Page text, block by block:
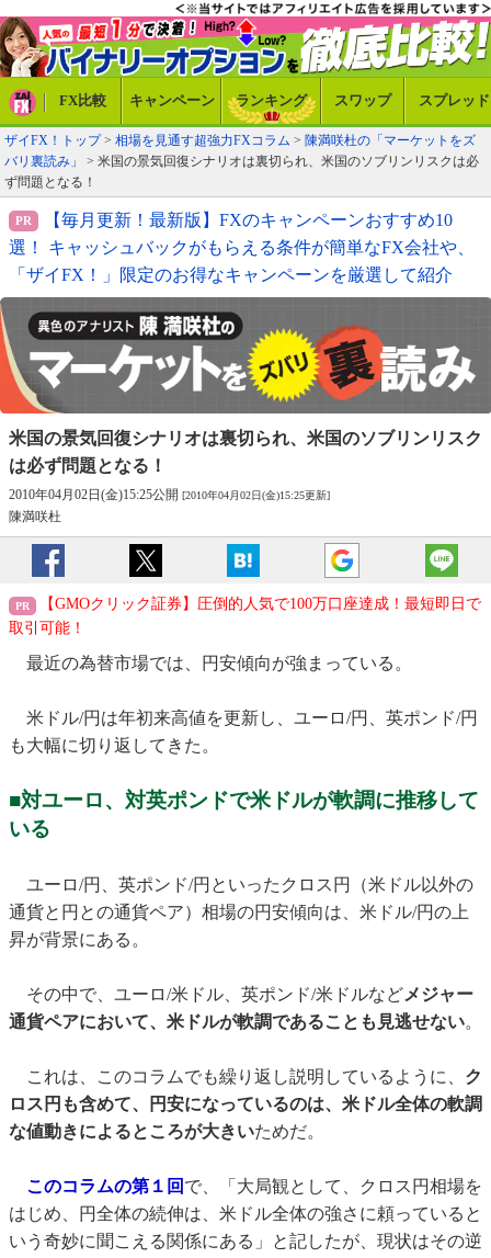
FX比較 キャンペーン ランキング スワップ スプレッド
ザイFX！トップ> 相場を見通す超強力FXコラム > 陳満咲杜の「マーケットをズ
バリ裏読み」
> 米国の景気回復シナリオは裏切られ、米国のソブリンリスクは必
ず問題となる！
【毎月更新！最新版】FXのキャンペーンおすすめ10
選！ キャッシュバックがもらえる条件が簡単なFX会社や、
「ザイFX！」限定のお得なキャンペーンを厳選して紹介
米国の景気回復シナリオは裏切られ、 米国のソブリンリスク
は必ず問題となる！
2010年04月02日(金)15:25公開 [2010年04月02日(金)15:25更新]
陳満咲杜
【GMOクリック証券】圧倒的人気で100万口座達成！最短即日で
取引可能！
最近の為替市場では、円安傾向が強まっている。
米ドル/円は年初来高値を更新し、ユーロ/円、英ポンド/円
も大幅に切り返してきた。
■対ユーロ、対英ポンドで米ドルが軟調に推移して
いる
ユーロ/円、英ポンド/円といったクロス円（米ドル以外の
通貨と円との通貨ペア）相場の円安傾向は、米ドル/円の上
昇が背景にある。
その中で、ユーロ/米ドル、英ポンド/米ドルなどメジャー
通貨ペアにおいて、米ドルが軟調であることも見逃せない。
これは、このコラムでも繰り返し説明しているように、 ク
ロス円も含めて、円安になっているのは、米ドル全体の軟調
な値動きによるところが大きいためだ。
このコラムの第１回 で、「大局観として、クロス円相場を
はじめ、円全体の続伸は、米ドル全体の強さに頼っていると
いう奇妙に聞こえる関係にある」と記したが、現状はその逆